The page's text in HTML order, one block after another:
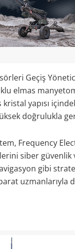
Geçiş
elmas
yapısı
doğrulukla
Frequency
siber güvenlik
gibi
uzmanlarıyla